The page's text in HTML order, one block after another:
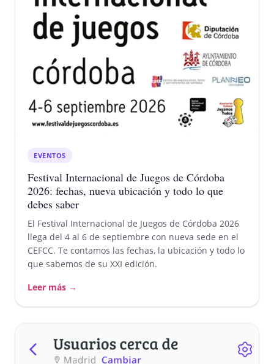
EVENTOS
Festival Internacional de Juegos de Córdoba
2026: fechas, nueva ubicación y todo lo que
debes saber
El Festival Internacional de Juegos de Córdoba 2026
llega del 4 al 6 de septiembre con nueva sede en el
CEFCC. Te contamos las fechas, la ubicación y todo lo
que sabemos de su XXI edición.
Leer más →